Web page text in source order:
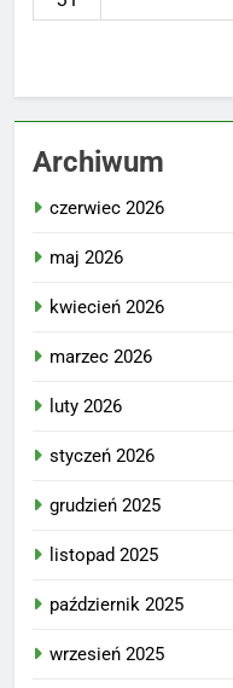
Archiwum
czerwiec 2026
maj 2026
kwiecień 2026
marzec 2026
luty 2026
styczeń 2026
grudzień 2025
listopad 2025
październik 2025
wrzesień 2025